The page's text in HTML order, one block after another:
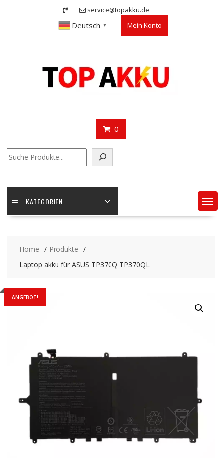
service@topakku.de
Deutsch ▼ Mein Konto
0
KATEGORIEN
Home
Produkte
Laptop akku für ASUS TP370Q TP370QL
ANGEBOT!